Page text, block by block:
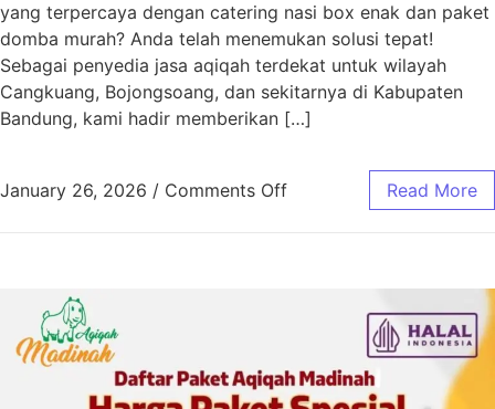
yang terpercaya dengan catering nasi box enak dan paket
domba murah? Anda telah menemukan solusi tepat!
Sebagai penyedia jasa aqiqah terdekat untuk wilayah
Cangkuang, Bojongsoang, dan sekitarnya di Kabupaten
Bandung, kami hadir memberikan […]
January 26, 2026 / Comments Off Read More